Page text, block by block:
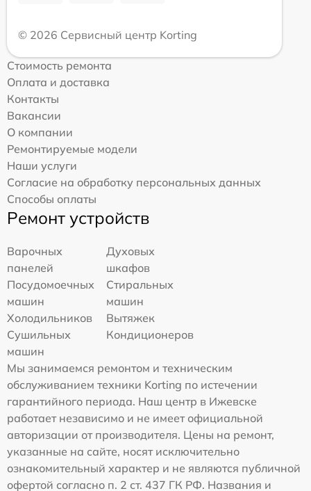
© 2026 Сервисный центр Korting
Стоимость ремонта
Оплата и доставка
Контакты
Вакансии
О компании
Ремонтируемые модели
Наши услуги
Согласие на обработку персональных данных
Способы оплаты
Ремонт устройств
Варочных
панелей
Духовых
шкафов
Посудомоечных
машин
Стиральных
машин
Холодильников
Вытяжек
Сушильных
машин
Кондиционеров
Мы занимаемся ремонтом и техническим
обслуживанием техники Korting по истечении
гарантийного периода. Наш центр в Ижевске
работает независимо и не имеет официальной
авторизации от производителя. Цены на ремонт,
указанные на сайте, носят исключительно
ознакомительный характер и не являются публичной
офертой согласно п. 2 ст. 437 ГК РФ. Названия и